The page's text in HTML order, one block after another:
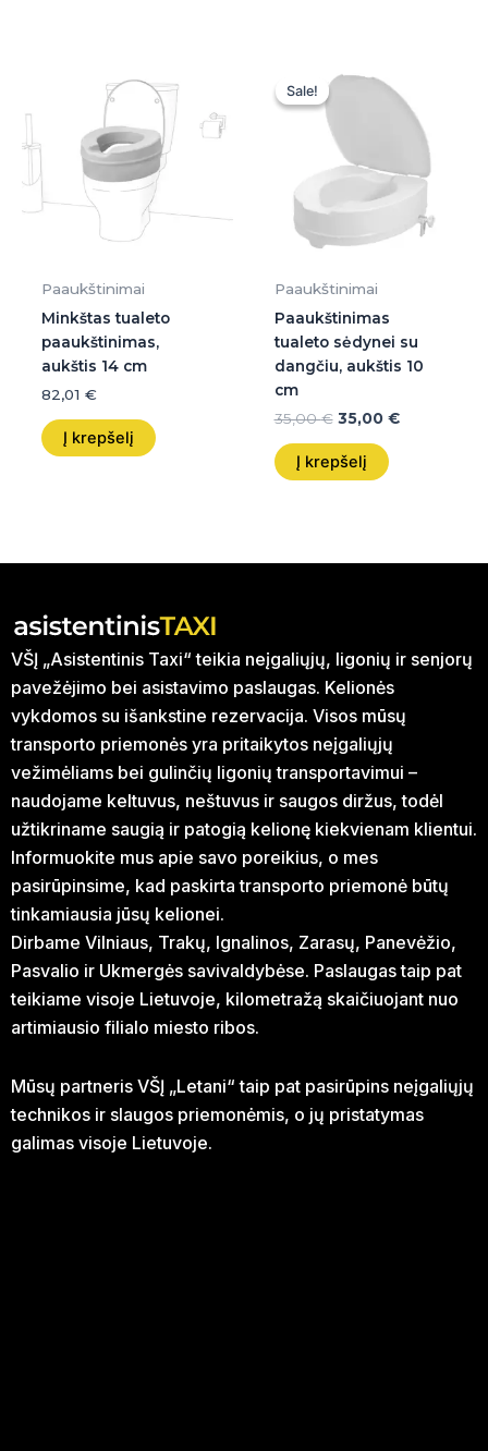
Paaukštinimai
Minkštas tualeto
paaukštinimas,
aukštis 14 cm
82,01 €
Į krepšelį
Sale!
Sale!
Paaukštinimai
Paaukštinimas
tualeto sėdynei su
dangčiu, aukštis 10
cm
35,00€
price
35,00 €
is:
35,00 €.
Į krepšelį
VŠĮ „Asistentinis Taxi“ teikia neįgaliųjų, ligonių ir senjorų
pavežėjimo bei asistavimo paslaugas. Kelionės
vykdomos su išankstine rezervacija. Visos mūsų
transporto priemonės yra pritaikytos neįgaliųjų
vežimėliams bei gulinčių ligonių transportavimui –
naudojame keltuvus, neštuvus ir saugos diržus, todėl
užtikriname saugią ir patogią kelionę kiekvienam klientui.
Informuokite mus apie savo poreikius, o mes
pasirūpinsime, kad paskirta transporto priemonė būtų
tinkamiausia jūsų kelionei.
Dirbame Vilniaus, Trakų, Ignalinos, Zarasų, Panevėžio,
Pasvalio ir Ukmergės savivaldybėse. Paslaugas taip pat
teikiame visoje Lietuvoje, kilometražą skaičiuojant nuo
artimiausio filialo miesto ribos.
Mūsų partneris VŠĮ „Letani“ taip pat pasirūpins neįgaliųjų
technikos ir slaugos priemonėmis, o jų pristatymas
galimas visoje Lietuvoje.